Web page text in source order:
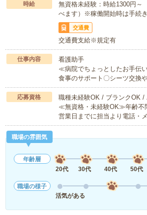
時給
無資格未経験：時給1300円
べます）※稼働開始時は手続
交通費
交通費支給※規定有
仕事内容
看護助手
≪病院でちょっとしたお手伝
食事のサポート〇シーツ交
応募資格
職種未経験OK / ブランクOK
≪無資格・未経験OK≫年齢不
営業日までに担当より電話・
職場の雰囲気
年齢層
20代
30代 40代 50代
職場の様子
活気がある